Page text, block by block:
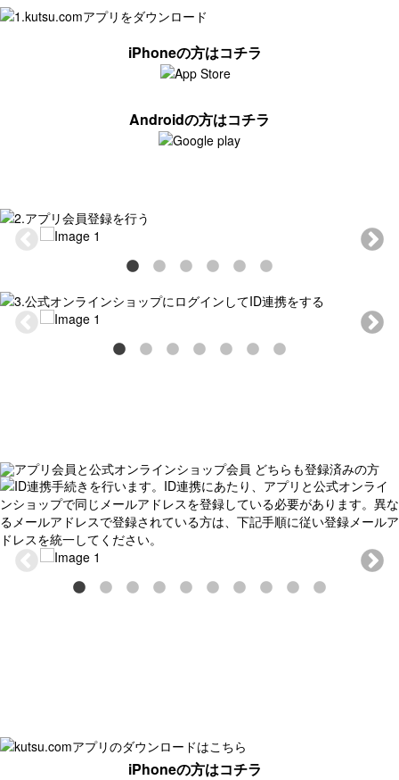
iPhoneの方はコチラ
Androidの方はコチラ
iPhoneの方はコチラ